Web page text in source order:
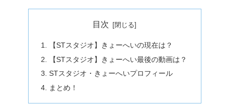
目次
【STスタジオ】きょーへいの現在は？
【STスタジオ】きょーへい最後の動画は？
STスタジオ・きょーへいプロフィール
まとめ！